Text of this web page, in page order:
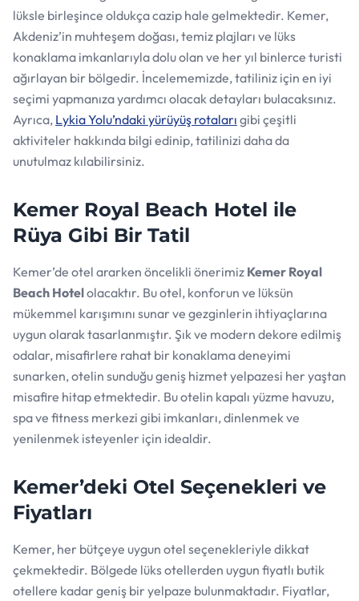
lüksle birleşince oldukça cazip hale gelmektedir. Kemer,
Akdeniz’in muhteşem doğası, temiz plajları ve lüks
konaklama imkanlarıyla dolu olan ve her yıl binlerce turisti
ağırlayan bir bölgedir. İncelememizde, tatiliniz için en iyi
seçimi yapmanıza yardımcı olacak detayları bulacaksınız.
Ayrıca, Lykia Yolu’ndaki yürüyüş rotaları gibi çeşitli
aktiviteler hakkında bilgi edinip, tatilinizi daha da
unutulmaz kılabilirsiniz.
Kemer Royal Beach Hotel ile
Rüya Gibi Bir Tatil
Kemer’de otel ararken öncelikli önerimiz Kemer Royal
Beach Hotelolacaktır. Bu otel, konforun ve lüksün
mükemmel karışımını sunar ve gezginlerin ihtiyaçlarına
uygun olarak tasarlanmıştır. Şık ve modern dekore edilmiş
odalar, misafirlere rahat bir konaklama deneyimi
sunarken, otelin sunduğu geniş hizmet yelpazesi her yaştan
misafire hitap etmektedir. Bu otelin kapalı yüzme havuzu,
spa ve fitness merkezi gibi imkanları, dinlenmek ve
yenilenmek isteyenler için idealdir.
Kemer’deki Otel Seçenekleri ve
Fiyatları
Kemer, her bütçeye uygun otel seçenekleriyle dikkat
çekmektedir. Bölgede lüks otellerden uygun fiyatlı butik
otellere kadar geniş bir yelpaze bulunmaktadır. Fiyatlar,